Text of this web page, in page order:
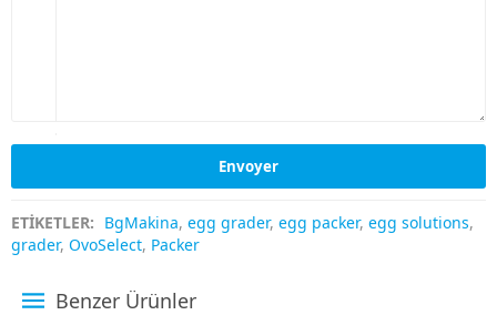
ETİKETLER: BgMakina, egg grader, egg packer, egg solutions,
grader, OvoSelect, Packer
Benzer Ürünler